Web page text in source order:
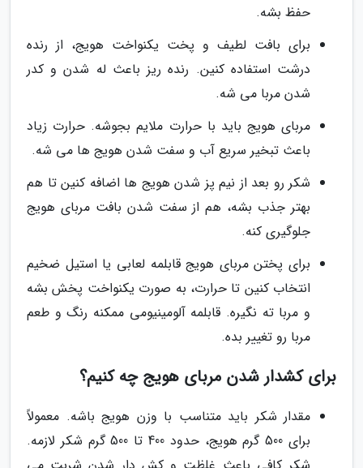
حفظ بشه.
برای بافت لطیف و پخت یکنواخت هویج، از رنده
درشت استفاده کنین. رنده ریز باعث له شدن و کدر
شدن مربا می شه.
مربای هویج باید با حرارت ملایم بجوشه. حرارت زیاد
باعث تبخیر سریع آب و سفت شدن هویج ها می شه.
شکر رو بعد از نیم پز شدن هویج ها اضافه کنین تا هم
بهتر جذب بشه، هم از سفت شدن بافت مربای هویج
جلوگیری کنه.
برای پختن مربای هویج قابلمه لعابی یا استیل ضخیم
انتخاب کنین تا حرارت، به صورت یکنواخت پخش بشه
و مربا ته نگیره. قابلمه آلومینیومی ممکنه رنگ و طعم
مربا رو تغییر بده.
برای کشدار شدن مربای هویج چه کنیم؟
مقدار شکر باید متناسب با وزن هویج باشه. معمولاً
برای 500 گرم هویج، حدود 400 تا 500 گرم شکر لازمه.